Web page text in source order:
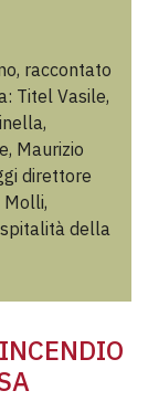
raccontato
Titel Vasile,
Maurizio
direttore
Molli,
della